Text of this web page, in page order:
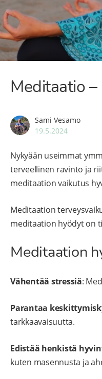
Meditaatio
Sami Vesamo
19.5.2024
Nykyään useimmat
terveellinen ravinto ja
meditaation vaikutus
Meditaation
meditaation hyödyt on
Meditaation
Vähentää stressiä:
Parantaa
tarkkaavaisuutta.
Edistää henkistä
kuten masennusta ja